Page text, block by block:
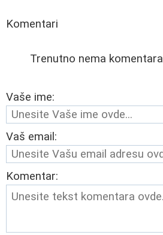
Komentari
Trenutno nema
Vaše ime:
Vaš email:
Komentar: